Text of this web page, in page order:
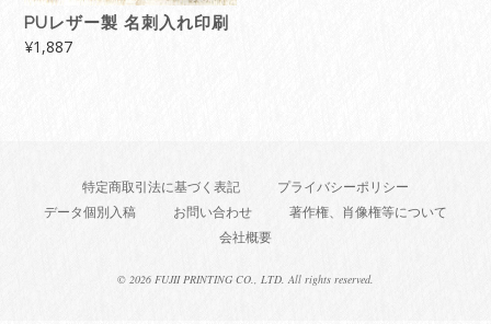
PUレザー製 名刺入れ印刷
¥1,887
特定商取引法に基づく表記
プライバシーポリシー
データ個別入稿
お問い合わせ
著作権、肖像権等について
会社概要
© 2026 FUJII PRINTING CO., LTD. All rights reserved.